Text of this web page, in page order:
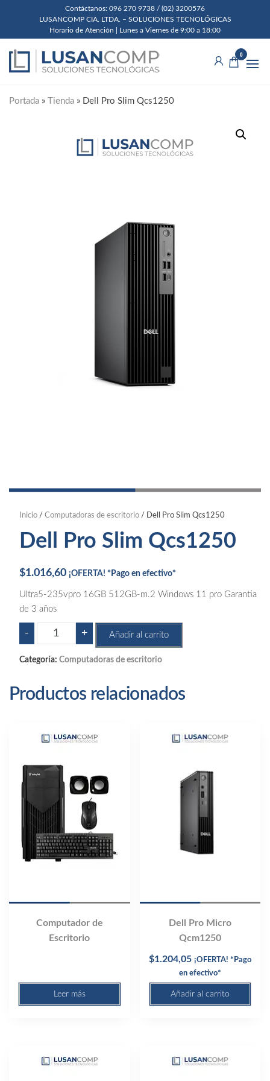
content
Contáctanos: 096 270 9738 / (02) 3200576
LUSANCOMP CIA. LTDA. – SOLUCIONES TECNOLÓGICAS
Horario de Atención | Lunes a Viernes de 9:00 a 18:00
Lusancomp
Cia. Ltda.
0
Portada » Tienda » Dell Pro Slim Qcs1250
Inicio/ Computadoras de escritorio/ Dell Pro Slim Qcs1250
Dell Pro Slim Qcs1250
$1.016,60 ¡OFERTA! *Pago en efectivo*
Ultra5-235vpro 16GB 512GB-m.2 Windows 11 pro Garantia
de 3 años
-
Pro
Slim
cantidad
+ Añadir al carrito
Categoría: Computadoras de escritorio
Productos relacionados
Computador de
Escritorio
Leer más
Dell Pro Micro
Qcm1250
$1.204,05 ¡OFERTA! *Pago
en efectivo*
Añadir al carrito